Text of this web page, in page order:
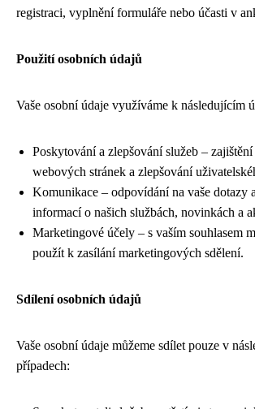
registraci, vyplnění formuláře nebo účasti v
Použití osobních údajů
Vaše osobní údaje využíváme k následujícím
Poskytování a zlepšování služeb –
webových stránek a zlepšování
Komunikace – odpovídání na vaše dotazy
informací o našich službách, novinkách a
Marketingové účely – s vaším souhlasem
použít k zasílání marketingových sdělení.
Sdílení osobních údajů
Vaše osobní údaje můžeme sdílet pouze v
případech: